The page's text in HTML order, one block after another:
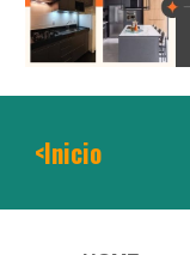
<Inicio